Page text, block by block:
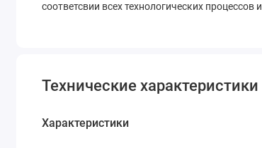
соответсвии всех технологических процессов
Технические
Характеристики